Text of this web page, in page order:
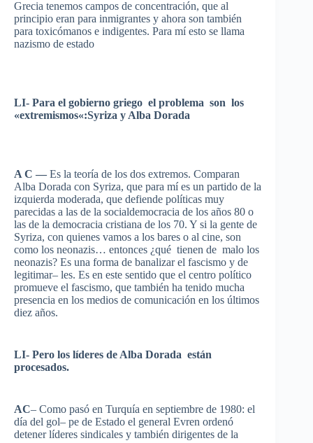
Grecia tenemos campos de concentración, que al
principio eran para inmigrantes y ahora son también
para toxicómanos e indigentes. Para mí esto se llama
nazismo de estado
LI- Para el gobierno griego el problema son los
«extremismos«:Syriza y Alba Dorada
A C — Es la teoría de los dos extremos. Comparan
Alba Dorada con Syriza, que para mí es un partido de la
izquierda moderada, que defiende políticas muy
parecidas a las de la socialdemocracia de los años 80 o
las de la democracia cristiana de los 70. Y si la gente de
Syriza, con quienes vamos a los bares o al cine, son
como los neonazis… entonces ¿qué tienen de malo los
neonazis? Es una forma de banalizarel fascismo y de
legitimar– les. Es en este sentido que el centro político
promueve el fascismo, que también ha tenido mucha
presencia en los medios de comunicación en los últimos
diez años.
LI- Pero los líderes de Alba Dorada están
procesados.
AC– Como pasó en Turquía en septiembre de 1980: el
día del gol– pe de Estado el general Evren ordenó
detener líderes sindicales y también dirigentes de la